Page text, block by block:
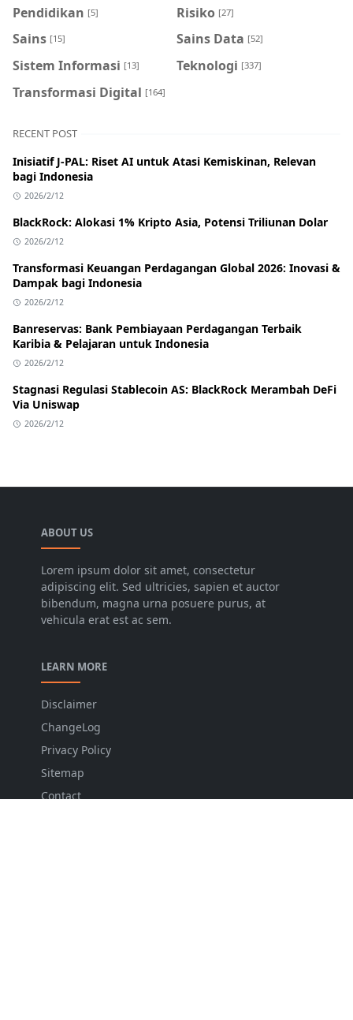
Pendidikan [5] Risiko [27]
Sains [15] Sains Data [52]
Sistem Informasi [13] Teknologi [337]
Transformasi Digital [164]
RECENT POST
Inisiatif J-PAL: Riset AI untuk Atasi Kemiskinan, Relevan
bagi Indonesia
2026/2/12
BlackRock: Alokasi 1% Kripto Asia, Potensi Triliunan Dolar
2026/2/12
Transformasi Keuangan Perdagangan Global 2026: Inovasi &
Dampak bagi Indonesia
2026/2/12
Banreservas: Bank Pembiayaan Perdagangan Terbaik
Karibia & Pelajaran untuk Indonesia
2026/2/12
Stagnasi Regulasi Stablecoin AS: BlackRock Merambah DeFi
Via Uniswap
2026/2/12
ABOUT US
Lorem ipsum dolor sit amet, consectetur
adipiscing elit. Sed ultricies, sapien et auctor
bibendum, magna urna posuere purus, at
vehicula erat est ac sem.
LEARN MORE
Disclaimer
ChangeLog
Privacy Policy
Sitemap
Contact